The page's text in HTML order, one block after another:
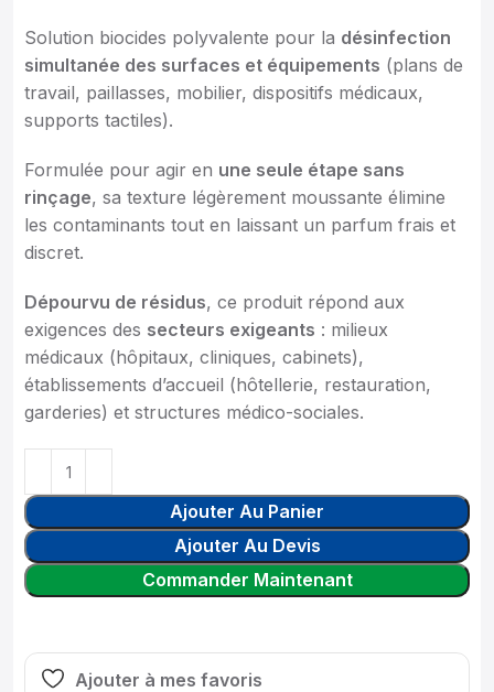
Solution biocides polyvalente pour la désinfection
simultanée des surfaces et équipements (plans de
travail, paillasses, mobilier, dispositifs médicaux,
supports tactiles).
Formulée pour agir en une seule étape sans
rinçage, sa texture légèrement moussante élimine
les contaminants tout en laissant un parfum frais et
discret.
Dépourvu de résidus, ce produit répond aux
exigences des secteurs exigeants : milieux
médicaux (hôpitaux, cliniques, cabinets),
établissements d’accueil (hôtellerie, restauration,
garderies) et structures médico-sociales.
Ajouter Au Panier
Ajouter Au Devis
Commander Maintenant
Ajouter à mes favoris